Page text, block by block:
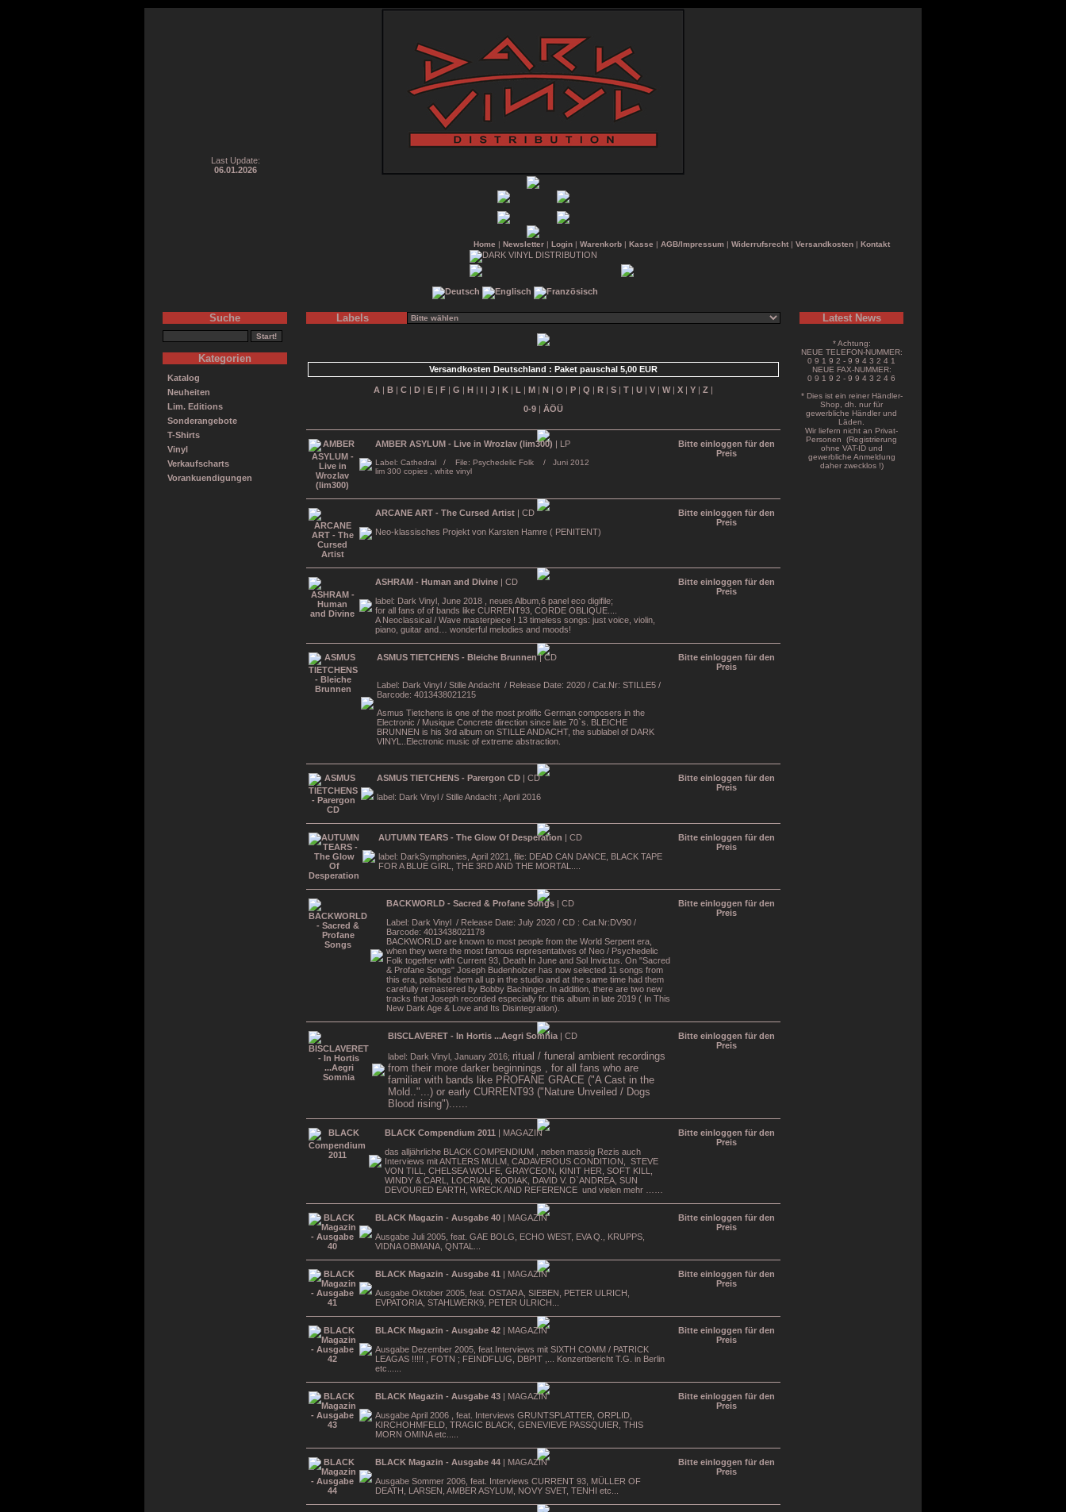
Last Update:
06.01.2026
Home | Newsletter| Login| Warenkorb| Kasse | AGB/Impressum| Widerrufsrecht| Versandkosten| Kontakt
Suche
Kategorien
Katalog
Neuheiten
Lim. Editions
Sonderangebote
T-Shirts
Vinyl
Verkaufscharts
Vorankuendigungen
Labels
Versandkosten Deutschland : Paket pauschal 5,00 EUR
A | B | C | D | E | F | G | H | I | J | K | L | M | N | O | P | Q | R | S | T | U | V | W| X | Y | Z |
0-9 | ÄÖÜ
AMBER ASYLUM - Live in Wrozlav (lim300) | LP
Label: Cathedral / File: Psychedelic Folk / Juni 2012
lim 300 copies , white vinyl
Bitte einloggen für den
Preis
ARCANE ART - The Cursed Artist | CD
Neo-klassisches Projekt von Karsten Hamre ( PENITENT)
Bitte einloggen für den
Preis
ASHRAM - Human and Divine | CD
label: Dark Vinyl, June 2018 , neues Album,6 panel eco digifile;
for all fans of of bands like CURRENT93, CORDE OBLIQUE....
A Neoclassical / Wave masterpiece ! 13 timeless songs: just voice, violin,
piano, guitar and… wonderful melodies and moods!
Bitte einloggen für den
Preis
ASMUS TIETCHENS - Bleiche Brunnen| CD
Label: Dark Vinyl / Stille Andacht / Release Date: 2020 / Cat.Nr: STILLE5 /
Barcode: 4013438021215
Asmus Tietchens is one of the most prolific German composers in the
Electronic / Musique Concrete direction since late 70`s. BLEICHE
BRUNNEN is his 3rd album on STILLE ANDACHT, the sublabel of DARK
VINYL..Electronic music of extreme abstraction.
Bitte einloggen für den
Preis
ASMUS TIETCHENS - Parergon CD | CD
label: Dark Vinyl / Stille Andacht ; April 2016
Bitte einloggen für den
Preis
AUTUMN TEARS - The Glow Of Desperation | CD
label: DarkSymphonies, April 2021, file: DEAD CAN DANCE, BLACK TAPE
FOR A BLUE GIRL, THE 3RD AND THE MORTAL....
Bitte einloggen für den
Preis
BACKWORLD - Sacred & Profane Songs | CD
Label: Dark Vinyl / Release Date: July 2020 / CD : Cat.Nr:DV90 /
Barcode: 4013438021178
BACKWORLD are known to most people from the World Serpent era,
when they were the most famous representatives of Neo / Psychedelic
Folk together with Current 93, Death In June and Sol Invictus. On "Sacred
& Profane Songs" Joseph Budenholzer has now selected 11 songs from
this era, polished them all up in the studio and at the same time had them
carefully remastered by Bobby Bachinger. In addition, there are two new
tracks that Joseph recorded especially for this album in late 2019 ( In This
New Dark Age & Love and Its Disintegration).
Bitte einloggen für den
Preis
BISCLAVERET - In Hortis ...Aegri Somnia | CD
label: Dark Vinyl, January 2016; ritual / funeral ambient recordings
from their more darker beginnings , for all fans who are
familiar with bands like PROFANE GRACE ("A Cast in the
Mold.."...) or early CURRENT93 ("Nature Unveiled / Dogs
Blood rising")......
Bitte einloggen für den
Preis
BLACK Compendium 2011 | MAGAZIN
das alljährliche BLACK COMPENDIUM , neben massig Rezis auch
Interviews mit ANTLERS MULM, CADAVEROUS CONDITION, STEVE
VON TILL, CHELSEA WOLFE, GRAYCEON, KINIT HER, SOFT KILL,
WINDY & CARL, LOCRIAN, KODIAK, DAVID V. D`ANDREA, SUN
DEVOURED EARTH, WRECK AND REFERENCE und vielen mehr ……
Bitte einloggen für den
Preis
BLACK Magazin - Ausgabe 40 | MAGAZIN
Ausgabe Juli 2005, feat. GAE BOLG, ECHO WEST, EVA Q., KRUPPS,
VIDNA OBMANA, QNTAL...
Bitte einloggen für den
Preis
BLACK Magazin - Ausgabe 41 | MAGAZIN
Ausgabe Oktober 2005, feat. OSTARA, SIEBEN, PETER ULRICH,
EVPATORIA, STAHLWERK9, PETER ULRICH...
Bitte einloggen für den
Preis
BLACK Magazin - Ausgabe 42 | MAGAZIN
Ausgabe Dezember 2005, feat.Interviews mit SIXTH COMM / PATRICK
LEAGAS !!!!! , FOTN ; FEINDFLUG, DBPIT ,... Konzertbericht T.G. in Berlin
etc......
Bitte einloggen für den
Preis
BLACK Magazin - Ausgabe 43 | MAGAZIN
Ausgabe April 2006 , feat. Interviews GRUNTSPLATTER, ORPLID,
KIRCHOHMFELD, TRAGIC BLACK, GENEVIEVE PASSQUIER, THIS
MORN OMINA etc.....
Bitte einloggen für den
Preis
BLACK Magazin - Ausgabe 44 | MAGAZIN
Ausgabe Sommer 2006, feat. Interviews CURRENT 93, MÜLLER OF
DEATH, LARSEN, AMBER ASYLUM, NOVY SVET, TENHI etc...
Bitte einloggen für den
Preis
Latest News
* Achtung:
NEUE TELEFON-NUMMER:
0 9 1 9 2 - 9 9 4 3 2 4 1
NEUE FAX-NUMMER:
0 9 1 9 2 - 9 9 4 3 2 4 6
* Dies ist ein reiner Händler-
Shop, dh. nur für
gewerbliche Händler und
Läden.
Wir liefern nicht an Privat-
Personen (Registrierung
ohne VAT-ID und
gewerbliche Anmeldung
daher zwecklos !)